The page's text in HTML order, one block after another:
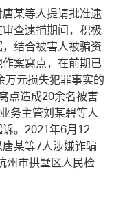
某等人提请批准逮
查逮捕期间，积极
结合被害人被骗资
案窝点，在前期已
万元损失犯罪事实的
点造成20余名被害
务主管刘某碧等人
。2021年6月12
某等7人涉嫌诈骗
州市拱墅区人民检